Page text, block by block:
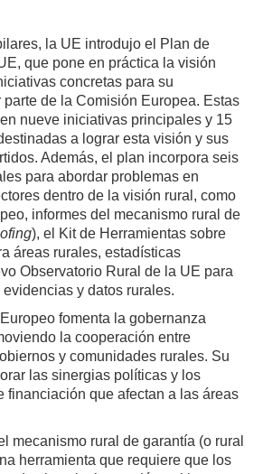
la UE introdujo el Plan de
que pone en práctica la visión
concretas para su
de la Comisión Europea. Estas
nueve iniciativas principales y 15
a lograr esta visión y sus
Además, el plan incorpora seis
para abordar problemas en
dentro de la visión rural, como
informes del mecanismo rural de
), el Kit de Herramientas sobre
áreas rurales, estadísticas
Observatorio Rural de la UE para
y datos rurales.
fomenta la gobernanza
la cooperación entre
y comunidades rurales. Su
las sinergias políticas y los
financiación que afectan a las áreas
mecanismo rural de garantía (o rural
herramienta que requiere que los